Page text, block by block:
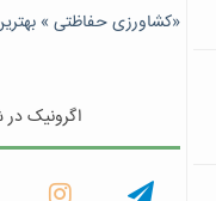
«کشاورزی حفاظتی »
اگرونیک